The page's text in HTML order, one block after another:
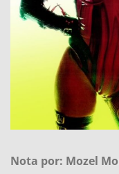
Nota por: Mozel